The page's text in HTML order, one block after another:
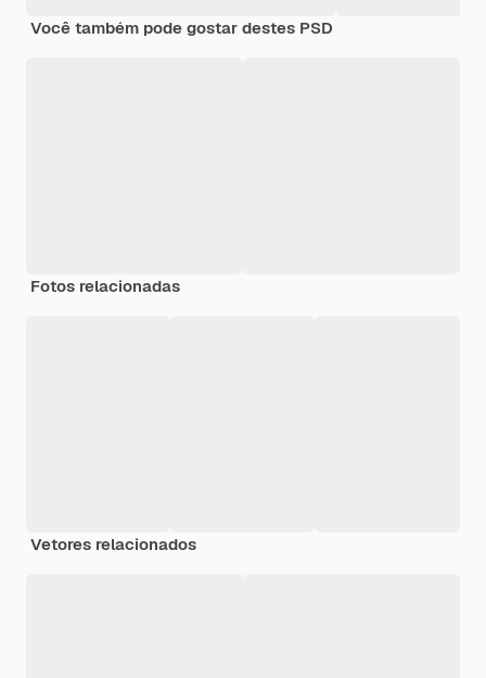
Você também pode gostar destes PSD
Fotos relacionadas
Vetores relacionados